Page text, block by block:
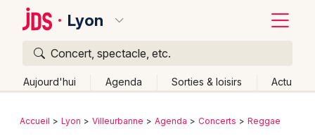
Lyon
Concert, spectacle, etc.
Aujourd'hui Agenda Sorties & loisirs Actu
Publier un événement
Retour
Accueil Lyon Villeurbanne Agenda Concerts Reggae
Quoi ?
Où ?